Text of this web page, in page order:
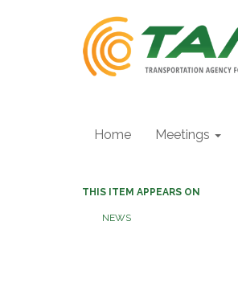
Home Meetings
THIS ITEM APPEARS ON
NEWS